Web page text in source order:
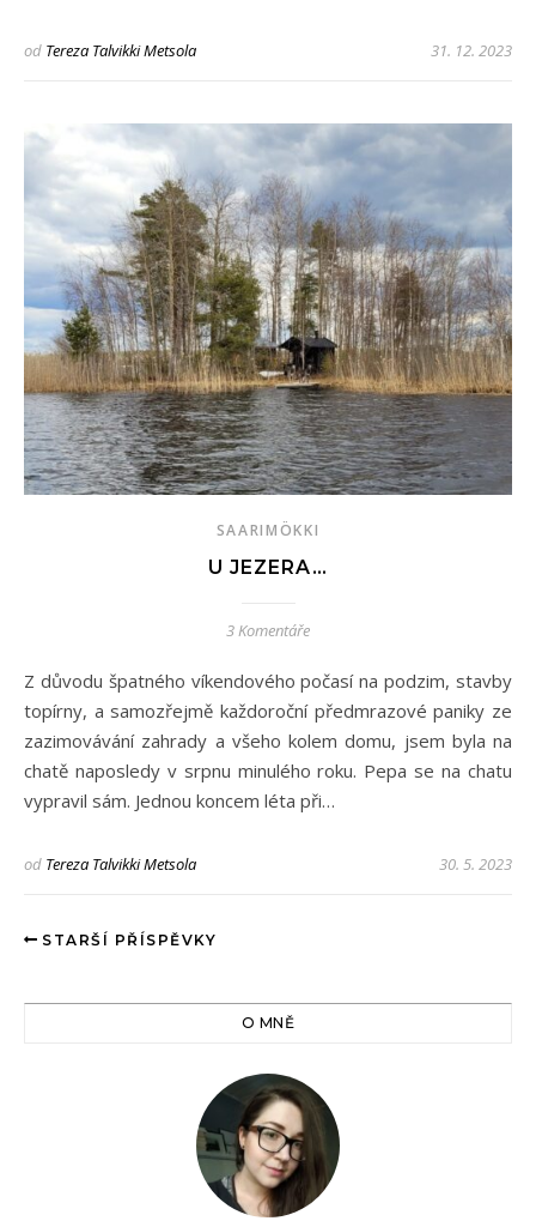
od Tereza Talvikki Metsola 31. 12. 2023
SAARIMÖKKI
U JEZERA…
3 Komentáře
Z důvodu špatného víkendového počasí na podzim, stavby
topírny, a samozřejmě každoroční předmrazové paniky ze
zazimovávání zahrady a všeho kolem domu, jsem byla na
chatě naposledy v srpnu minulého roku. Pepa se na chatu
vypravil sám. Jednou koncem léta při…
od Tereza Talvikki Metsola 30. 5. 2023
STARŠÍ PŘÍSPĚVKY
O MNĚ